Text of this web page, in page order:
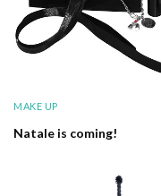
MAKE UP
Natale is coming!